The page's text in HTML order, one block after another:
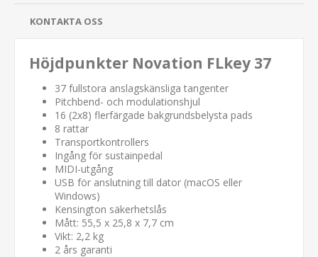
KONTAKTA OSS
Höjdpunkter Novation FLkey 37
37 fullstora anslagskänsliga tangenter
Pitchbend- och modulationshjul
16 (2x8) flerfärgade bakgrundsbelysta pads
8 rattar
Transportkontrollers
Ingång för sustainpedal
MIDI-utgång
USB för anslutning till dator (macOS eller
Windows)
Kensington säkerhetslås
Mått: 55,5 x 25,8 x 7,7 cm
Vikt: 2,2 kg
2 års garanti